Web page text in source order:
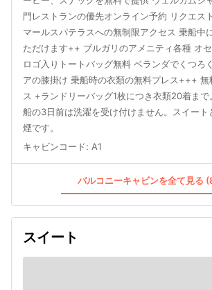
門レストランの優先オンライン予約 リクエス
マールスパテラスへの無制限アクセス 乗船中
ただけます++ ブルガリのアメニティ各種 オ
ロゴ入りトートバッグ無料 ベランダでくつろ
アの膝掛け 乗船時の衣類の無料プレス+++ 無
ス +ランドリーバッグ1枚につき衣類20着ま
船の3日前は洗濯を受け付けません。スイート
煙です。
キャビンコード: A1
バルコニーキャビンを全て見る
スイート